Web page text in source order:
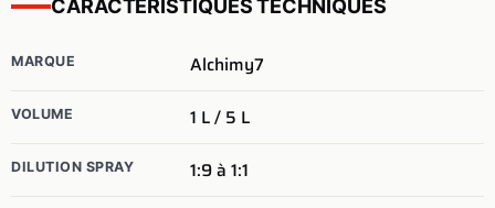
CARACTERISTIQUES TECHNIQUES
MARQUE Alchimy7
VOLUME 1 L / 5 L
DILUTION SPRAY 1:9 à 1:1